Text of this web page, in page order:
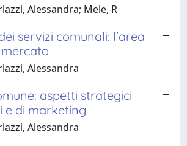
Alessandra; Mele, R
servizi comunali: l'area
Alessandra
aspetti strategici
e di marketing
Alessandra